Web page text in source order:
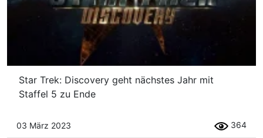
Star Trek: Discovery geht nächstes Jahr mit
Staffel 5 zu Ende
03 März 2023 364